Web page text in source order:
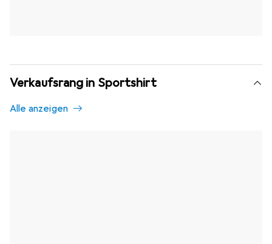
Verkaufsrang in Sportshirt
Alle anzeigen